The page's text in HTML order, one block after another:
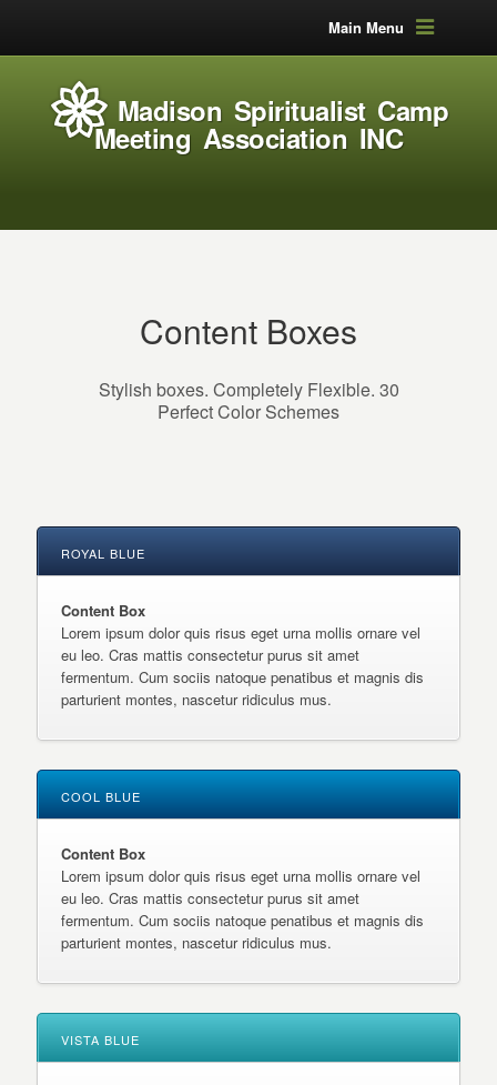
Main Menu
Madison Spiritualist Camp
Meeting Association INC
Content Boxes
Stylish boxes. Completely Flexible. 30
Perfect Color Schemes
ROYAL BLUE
Content Box
Lorem ipsum dolor quis risus eget urna mollis ornare vel
eu leo. Cras mattis consectetur purus sit amet
fermentum. Cum sociis natoque penatibus et magnis dis
parturient montes, nascetur ridiculus mus.
COOL BLUE
Content Box
Lorem ipsum dolor quis risus eget urna mollis ornare vel
eu leo. Cras mattis consectetur purus sit amet
fermentum. Cum sociis natoque penatibus et magnis dis
parturient montes, nascetur ridiculus mus.
VISTA BLUE